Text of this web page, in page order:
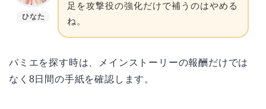
ひなた
足を攻撃役の強化だけで補うのはやめる
ね。
パミエを探す時は、メインストーリーの報酬だけでは
なく8日間の手紙を確認します。